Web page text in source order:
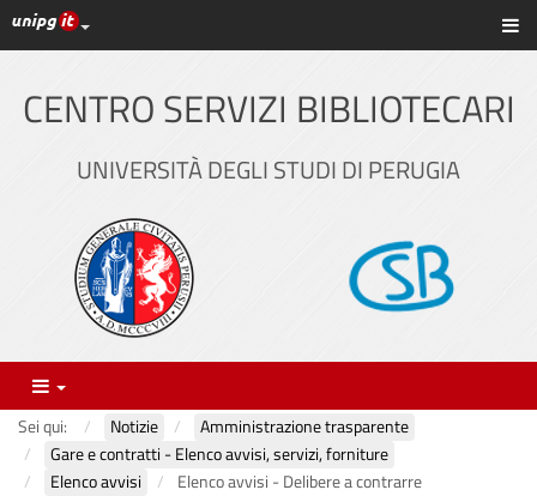
Vai
al
principale
Link ai principali servizi web di Ateneo
CENTRO SERVIZI BIBLIOTECARI
UNIVERSITÀ DEGLI STUDI DI PERUGIA
Menu
Sei qui: Notizie
Amministrazione trasparente
Gare e contratti - Elenco avvisi, servizi, forniture
Elenco avvisi
Elenco avvisi - Delibere a contrarre